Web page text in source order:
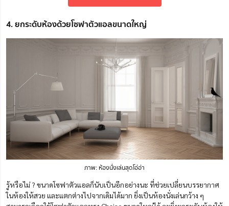
4. ยกระดับห้องด้วยโซฟาตัวแอลขนาดใหญ่
ภาพ: ห้องนั่งเล่นสุดโอ่อ่า
รู้หรือไม่ ? ขนาดโซฟาตัวแอลก็นับเป็นอีกอย่างนะ ที่ช่วยเปลี่ยนบรรยากาศ
ในห้องให้สวย และแตกต่างไปจากเดิมได้มาก ยิ่งเป็นห้องนั่งเล่นกว้าง ๆ